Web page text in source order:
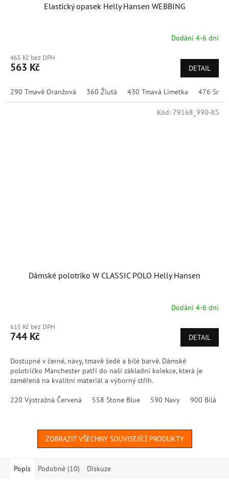
Elastický opasek Helly Hansen WEBBING
Dodání 4-6 dní
465 Kč bez DPH
563 Kč DETAIL
290 Tmavě Oranžová 360 Žlutá 430 Tmavá Limetka 476 Smrk
Dámské polotriko W CLASSIC POLO Helly Hansen
Dodání 4-6 dní
615 Kč bez DPH
744 Kč DETAIL
Dostupné v černé, navy, tmavě šedé a bílé barvě. Dámské
polotričko Manchester patří do naší základní kolekce, která je
zaměřená na kvalitní materiál a výborný střih.
220 Výstražná Červená 558 Stone Blue 590 Navy 900 Bílá
Kód: 79168_990-XS
ZOBRAZIT VŠECHNY SOUVISEJÍCÍ PRODUKTY
Popis Podobné (10) Diskuze